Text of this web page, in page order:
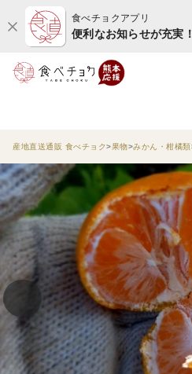
食べチョクアプリ
便利なお知らせが充実！
産地直送通販 食べチョク 果物 みかん・柑橘類